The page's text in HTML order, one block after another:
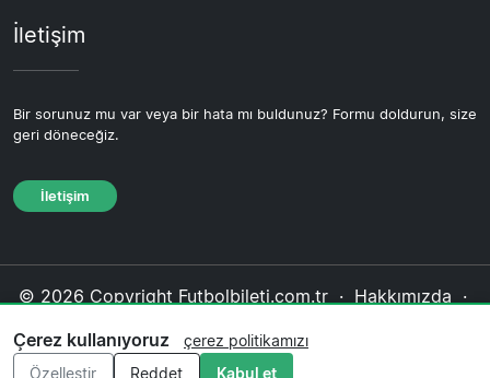
İletişim
Bir sorunuz mu var veya bir hata mı buldunuz? Formu doldurun, size
geri döneceğiz.
İletişim
© 2026 Copyright Futbolbileti.com.tr · Hakkımızda ·
Editoryal politika
Çerez kullanıyoruz
çerez politikamızı
Özelleştir
Reddet Kabul et